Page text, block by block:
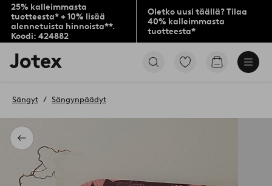
25% kalleimmasta
tuotteesta* + 10% lisää
alennetuista hinnoista**.
Koodi: 424882
Oletko uusi täällä? Tilaa
40% kalleimmasta
tuotteesta*
Jotex-
logo
aloitussivulle
Siirry
Siirry
Takaisin
Sängyt Sängynpäädyt